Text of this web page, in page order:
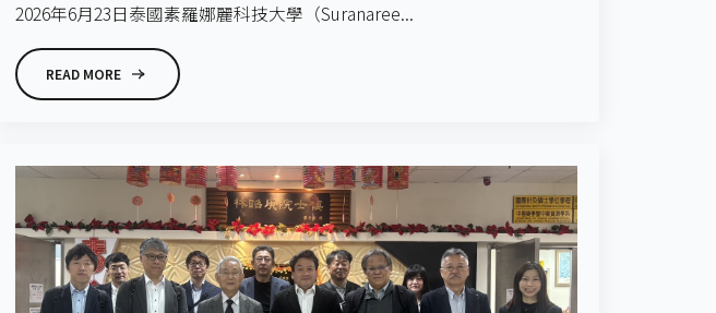
2026年6月23日泰國素羅娜麗科技大學（Suranaree...
READ MORE